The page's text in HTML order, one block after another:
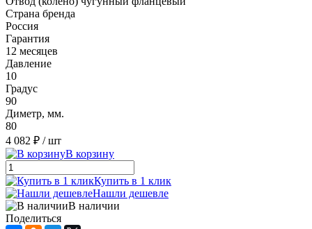
Страна бренда
Россия
Гарантия
12 месяцев
Давление
10
Градус
90
Диметр, мм.
80
4 082 ₽ / шт
В корзину
Купить в 1 клик
Нашли дешевле
В наличии
Поделиться